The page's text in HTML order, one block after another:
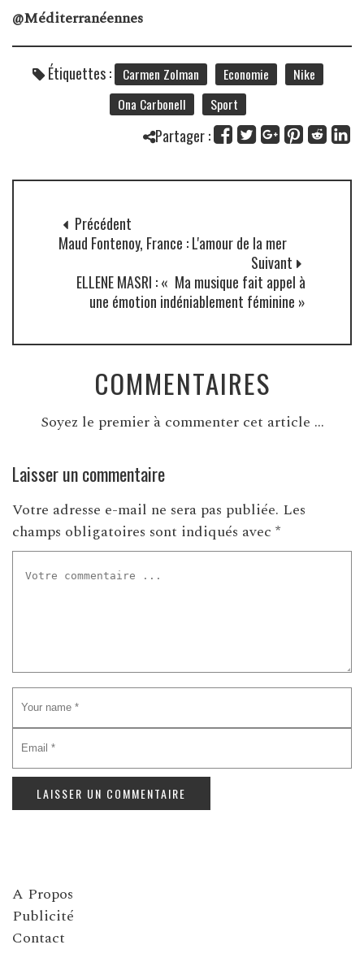
@Méditerranéennes
Étiquettes : Carmen Zolman Economie
Nike
Ona Carbonell
Sport
Partager :
Précédent
Maud Fontenoy, France : L'amour de la mer
Suivant
ELLENE MASRI : « Ma musique fait appel à
une émotion indéniablement féminine »
COMMENTAIRES
Soyez le premier à commenter cet article ...
Laisser un commentaire
Votre adresse e-mail ne sera pas publiée. Les
champs obligatoires sont indiqués avec *
A Propos
Publicité
Contact